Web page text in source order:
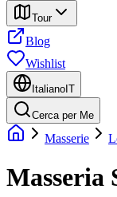
Tour
Blog
Wishlist
Italiano IT
Cerca per Me
Masserie
Masseria